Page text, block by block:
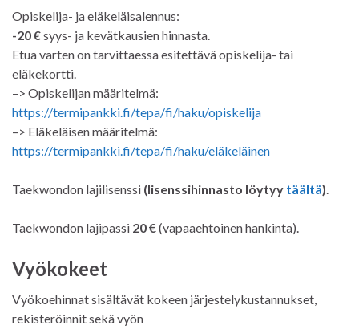
Opiskelija- ja eläkeläisalennus:
-20 €syys- ja kevätkausien hinnasta.
Etua varten on tarvittaessa esitettävä opiskelija- tai
eläkekortti.
–> Opiskelijan määritelmä:
https://termipankki.fi/tepa/fi/haku/opiskelija
–> Eläkeläisen määritelmä:
https://termipankki.fi/tepa/fi/haku/eläkeläinen
Taekwondon lajilisenssi (lisenssihinnasto löytyy täältä)
Taekwondon lajipassi 20 €(vapaaehtoinen hankinta).
Vyökokeet
Vyökoehinnat sisältävät kokeen järjestelykustannukset,
rekisteröinnit sekä vyön